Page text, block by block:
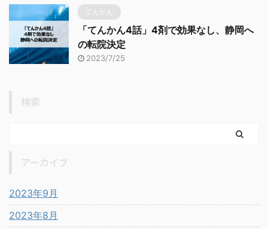
てんかん
「てんかん4話」4剤で効果なし、静岡へ
の転院決定
2023/7/25
検索
アーカイブ
2023年9月
2023年8月